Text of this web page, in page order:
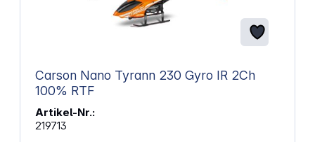
Carson Nano Tyrann 230 Gyro IR 2Ch
100% RTF
Artikel-Nr.:
219713